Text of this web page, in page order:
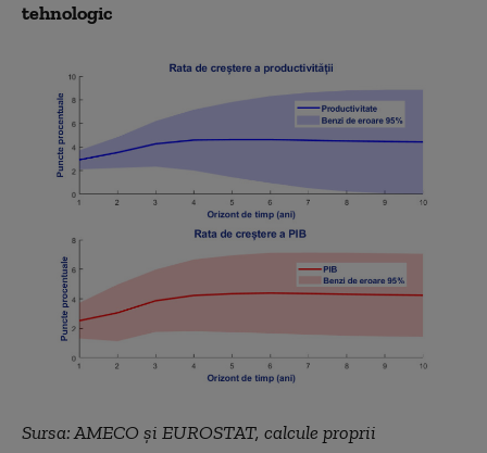
tehnologic
Sursa: AMECO și EUROSTAT, calcule proprii